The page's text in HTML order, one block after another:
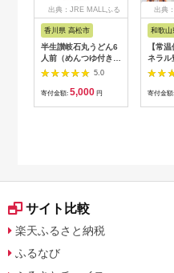
出典：JRE MALLふる
香川県 高松市
半生讃岐石丸うどん6
人前（めんつゆ付き）
麺300g×2袋
5.0
寄付金額: 5,000 円
出典
和歌山
【常
ネラル
けで
し2kg
南高梅
寄付金額:
サイト比較
楽天ふるさと納税
ふるなび